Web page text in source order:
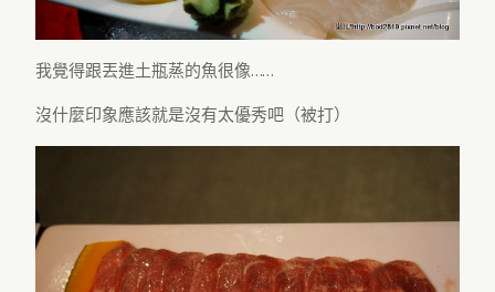
我覺得跟丟進土瓶蒸的魚很像……
沒什麼印象應該就是沒有太優秀吧（被打）